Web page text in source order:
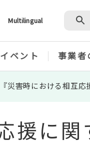
Multilingual
ベント 事業者
災害時における相互応
援に関